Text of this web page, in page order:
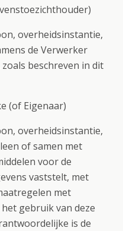
overheidsinstantie,
de Verwerker
beschreven in dit
(of Eigenaar)
overheidsinstantie,
of samen met
voor de
vaststelt, met
met
gebruik van deze
is de